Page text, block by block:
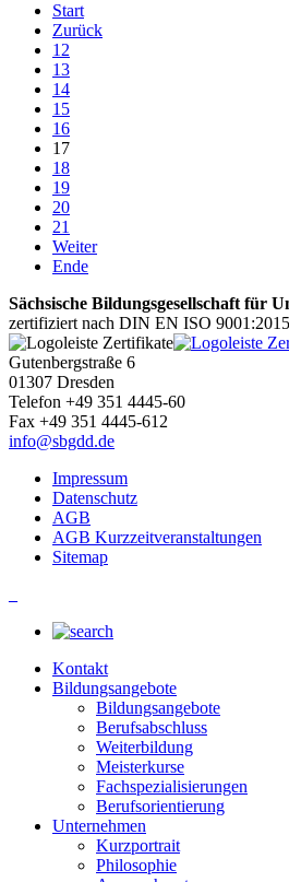
Start
Zurück
12
13
14
15
16
17
18
19
20
21
Weiter
Ende
Sächsische Bildungsgesellschaft für
zertifiziert nach DIN EN ISO
Gutenbergstraße 6
01307 Dresden
Telefon +49 351 4445-60
Fax +49 351 4445-612
info@sbgdd.de
Impressum
Datenschutz
AGB
AGB Kurzzeitveranstaltungen
Sitemap
Kontakt
Bildungsangebote
Bildungsangebote
Berufsabschluss
Weiterbildung
Meisterkurse
Fachspezialisierungen
Berufsorientierung
Unternehmen
Kurzportrait
Philosophie